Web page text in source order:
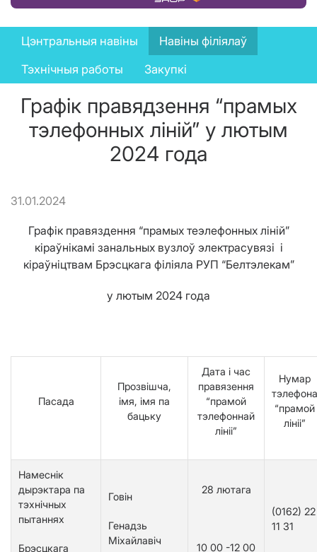
News
menu
Цэнтральныя навіны
Навіны філіялаў
Тэхнічныя работы
Закупкі
Графік правядзення “прамых
тэлефонных ліній” у лютым
2024 года
31.01.2024
Графік правяздення “прамых теэлефонных ліній”
кіраўнікамі занальных вузлоў электрасувязі і
кіраўніцтвам Брэсцкага філіяла РУП “Белтэлекам”
у лютым 2024 года
Пасада
Прозвішча,
імя, імя па
бацьку
Дата і час
правязення
“прамой
тэлефоннай
лініі”
Нумар
тэлефона
“прамой
лініі”
Намеснік
дырэктара па
тэхнічных
пытаннях
Брэсцкага
Говін
Генадзь
Міхайлавіч
28 лютага
10 00 -12 00
(0162) 22
11 31